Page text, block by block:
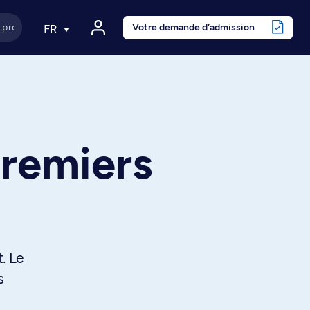
FR Votre demande d’admission
Le